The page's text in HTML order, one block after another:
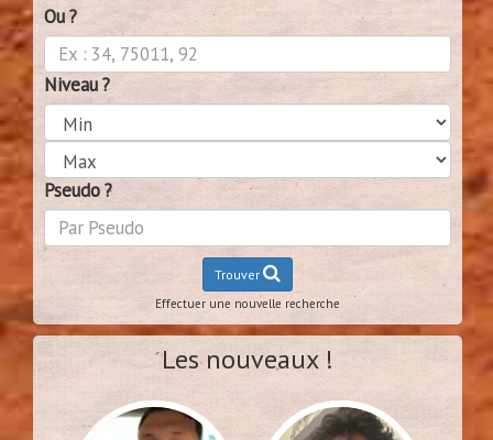
Ou ?
Niveau ?
Pseudo ?
Trouver
Effectuer une nouvelle recherche
Les nouveaux !